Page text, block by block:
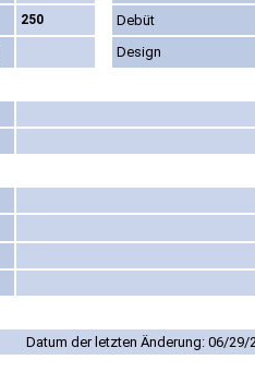
250
Debüt
Design
Datum der letzten Änderung: 06/29/